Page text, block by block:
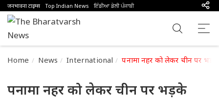
जनभावना टाइम्स Top Indian News ਇੰਡੀਆ ਡੇਲੀ ਪੰਜਾਬੀ
Home News International पनामा नहर को लेकर चीन पर भड़के
पनामा नहर को लेकर चीन पर भड़के